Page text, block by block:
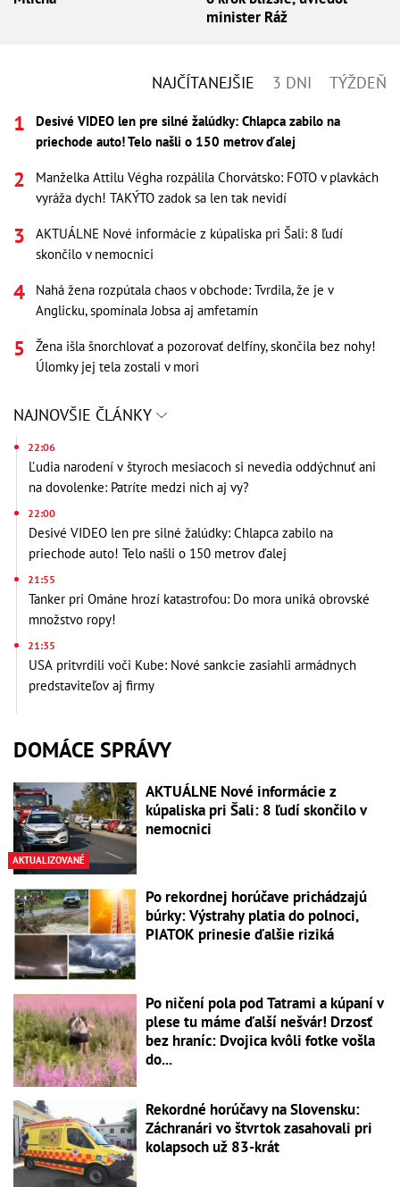
minister Ráž
NAJČÍTANEJŠIE 3 DNI TÝŽDEŇ
Desivé VIDEO len pre silné žalúdky: Chlapca zabilo na
priechode auto! Telo našli o 150 metrov ďalej
Manželka Attilu Végha rozpálila Chorvátsko: FOTO v plavkách
vyráža dych! TAKÝTO zadok sa len tak nevidí
AKTUÁLNE Nové informácie z kúpaliska pri Šali: 8 ľudí
skončilo v nemocnici
Nahá žena rozpútala chaos v obchode: Tvrdila, že je v
Anglicku, spomínala Jobsa aj amfetamín
Žena išla šnorchlovať a pozorovať delfíny, skončila bez nohy!
Úlomky jej tela zostali v mori
NAJNOVŠIE ČLÁNKY
22:06
Ľudia narodení v štyroch mesiacoch si nevedia oddýchnuť ani
na dovolenke: Patríte medzi nich aj vy?
22:00
Desivé VIDEO len pre silné žalúdky: Chlapca zabilo na
priechode auto! Telo našli o 150 metrov ďalej
21:55
Tanker pri Ománe hrozí katastrofou: Do mora uniká obrovské
množstvo ropy!
21:35
USA pritvrdili voči Kube: Nové sankcie zasiahli armádnych
predstaviteľov aj firmy
DOMÁCE SPRÁVY
AKTUALIZOVANÉ
AKTUÁLNE Nové informácie z
kúpaliska pri Šali: 8 ľudí skončilo v
nemocnici
Po rekordnej horúčave prichádzajú
búrky: Výstrahy platia do polnoci,
PIATOK prinesie ďalšie riziká
Po ničení pola pod Tatrami a kúpaní v
plese tu máme ďalší nešvár! Drzosť
bez hraníc: Dvojica kvôli fotke vošla
do...
Rekordné horúčavy na Slovensku:
Záchranári vo štvrtok zasahovali pri
kolapsoch už 83-krát